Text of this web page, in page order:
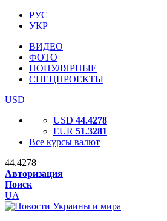
РУС
УКР
ВИДЕО
ФОТО
ПОПУЛЯРНЫЕ
СПЕЦПРОЕКТЫ
USD
USD 44.4278
EUR 51.3281
Все курсы валют
44.4278
Авторизация
Поиск
UA